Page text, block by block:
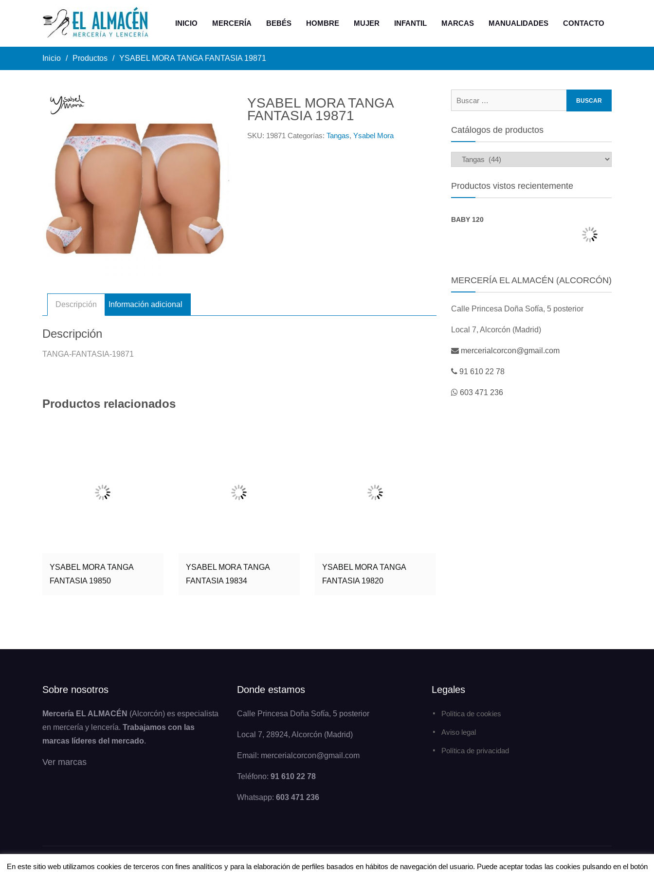
INICIO MERCERÍA BEBÉS HOMBRE MUJER INFANTIL MARCAS MANUALIDADES CONTACTO
Inicio Productos YSABEL MORA TANGA FANTASIA 19871
YSABEL MORA TANGA
FANTASIA 19871
SKU: 19871 Categorías:Tangas,Ysabel Mora
Descripción Información adicional
Descripción
TANGA-FANTASIA-19871
Productos relacionados
YSABEL MORA TANGA
FANTASIA 19850
YSABEL MORA TANGA
FANTASIA 19834
YSABEL MORA TANGA
FANTASIA 19820
Catálogos de productos
Productos vistos recientemente
BABY 120
MERCERÍA EL ALMACÉN (ALCORCÓN)
Calle Princesa Doña Sofía, 5 posterior
Local 7, Alcorcón (Madrid)
mercerialcorcon@gmail.com
91 610 22 78
603 471 236
Sobre nosotros
Mercería EL ALMACÉN (Alcorcón) es especialista
en mercería y lencería. Trabajamos con las
marcas líderes del mercado.
Ver marcas
Donde estamos
Calle Princesa Doña Sofía, 5 posterior
Local 7, 28924, Alcorcón (Madrid)
Email: mercerialcorcon@gmail.com
Teléfono: 91 610 22 78
Whatsapp: 603 471 236
Legales
Política de cookies
Aviso legal
Política de privacidad
Copyright © Todos los derechos reservados. eCommerce Gem porProDesigns
En este sitio web utilizamos cookies de terceros con fines analíticos y para la elaboración de perfiles basados en hábitos de navegación del usuario. Puede aceptar todas las cookies pulsando en el botón